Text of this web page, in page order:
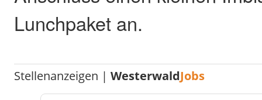
Lunchpaket an.
Stellenanzeigen |WesterwaldJobs